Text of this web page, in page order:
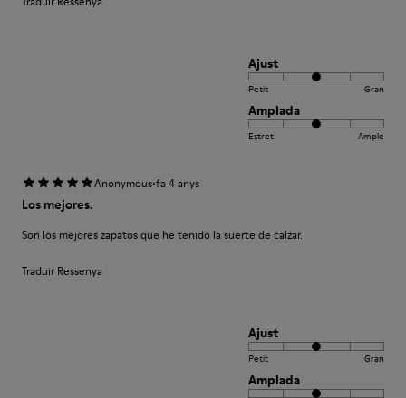
Ajust
Petit Gran
Amplada
Estret Ample
Anonymous·fa 4 anys
Los mejores.
Son los mejores zapatos que he tenido la suerte de calzar.
Traduir Ressenya
Ajust
Petit Gran
Amplada